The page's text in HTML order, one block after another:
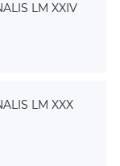
LM XXIV
LM XXX